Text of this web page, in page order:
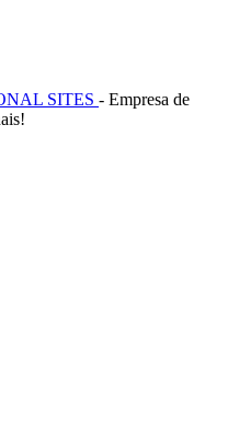
SITES - Empresa de